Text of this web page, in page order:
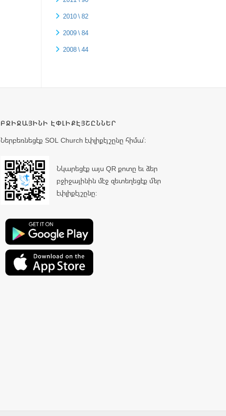
2010 \ 82
2009 \ 84
2008 \ 44
ԲՋԻՋԱՅԻՆԻ ԷՓԼԻՔԷՅՇԸՆՆԵՐ
Ներբեռնեցէք SOL Church էփլիքէյշընը հիմա՛։
Նկարեցէք այս QR քոտը եւ ձեր
բջիջայինին մէջ զետեղեցէք մեր
էփլիքէյշընը: